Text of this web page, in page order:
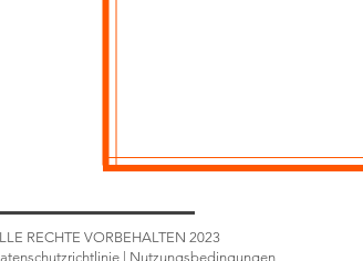
RECHTE VORBEHALTEN 2023
Nutzungsbedingungen